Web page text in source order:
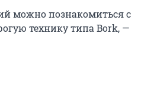
можно познакомиться с
технику типа Bork, —